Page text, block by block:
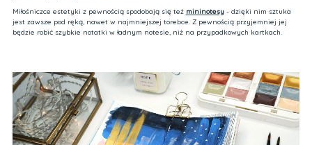
Miłośniczce estetyki z pewnością spodobają się też mininotesy- dzięki nim sztuka
jest zawsze pod ręką, nawet w najmniejszej torebce. Z pewnością przyjemniej jej
będzie robić szybkie notatki w ładnym notesie, niż na przypadkowych kartkach.